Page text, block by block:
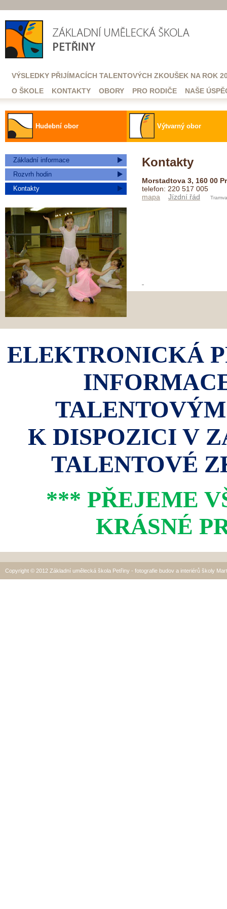
VÝSLEDKY PŘIJÍMACÍCH TALENTOVÝCH ZKOUŠEK NA ROK
O ŠKOLE
KONTAKTY OBORY PRO RODIČE NAŠE
Hudební obor Výtvarný obor
Základní informace
Rozvrh hodin
Kontakty
Kontakty
Morstadtova 3, 160 00
telefon: 220 517 005
mapa
Jízdní řád
ELEKTRONICKÁ
K DISPOZICI V
TALENTOVÉ
*** PŘEJEME
KRÁSNÉ
Copyright © 2012 Základní umělecká škola Petřiny - fotografie budov a interiérů školy